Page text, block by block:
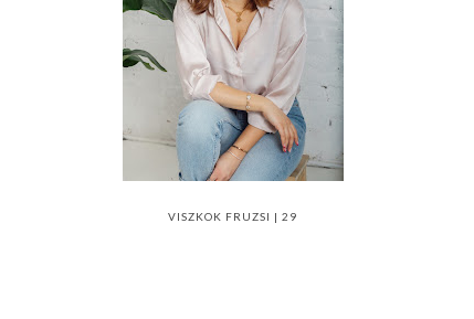
VISZKOK FRUZSI | 29